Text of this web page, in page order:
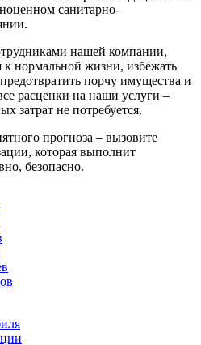
санитарно-
нашей компании,
к нормальной жизни, избежать
порчу имущества и
расценки на наши услуги –
затрат не потребуется.
прогноза – вызовите
которая выполнит
безопасно.